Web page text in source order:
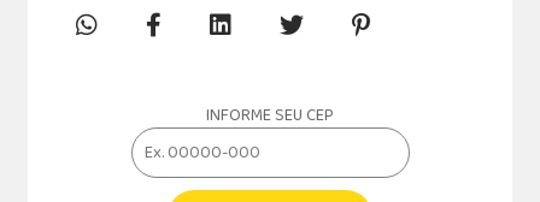
INFORME SEU CEP